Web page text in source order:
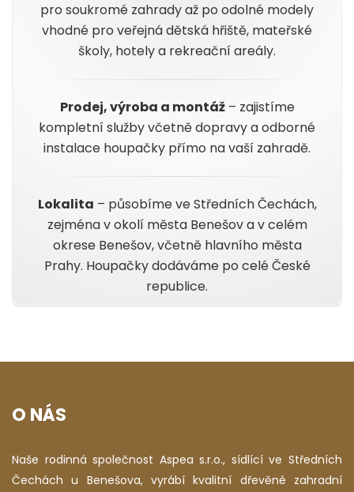
pro soukromé zahrady až po odolné modely
vhodné pro veřejná dětská hřiště, mateřské
školy, hotely a rekreační areály.
Prodej, výroba a montáž– zajistíme
kompletní služby včetně dopravy a odborné
instalace houpačky přímo na vaší zahradě.
Lokalita – působíme ve Středních Čechách,
zejména v okolí města Benešov a v celém
okrese Benešov, včetně hlavního města
Prahy. Houpačky dodáváme po celé České
republice.
O NÁS
Naše rodinná společnost Aspea s.r.o., sídlící ve Středních
Čechách u Benešova, vyrábí kvalitní dřevěné zahradní